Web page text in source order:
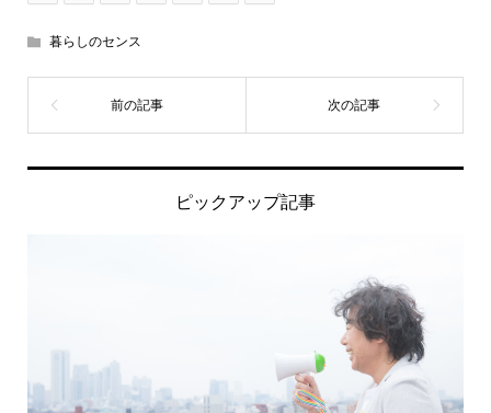
暮らしのセンス
ピックアップ記事